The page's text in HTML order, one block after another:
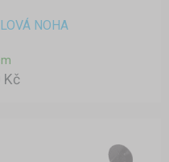
NOHA
Kč